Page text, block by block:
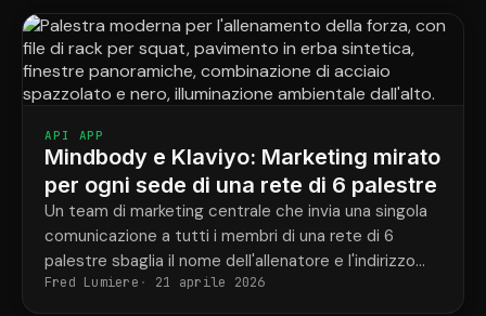
API APP
Mindbody e Klaviyo: Marketing mirato
per ogni sede di una rete di 6 palestre
Un team di marketing centrale che invia una singola
comunicazione a tutti i membri di una rete di 6
palestre sbaglia il nome dell'allenatore e l'indirizzo
della palestra nella metà dei casi.
Fred Lumiere 21 aprile 2026